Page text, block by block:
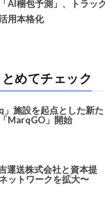
AI梱包予測」、トラッ
用本格化
とめてチェック
施設を起点とした新た
MarqGO」開始
運送株式会社と資本提
ットワークを拡大〜